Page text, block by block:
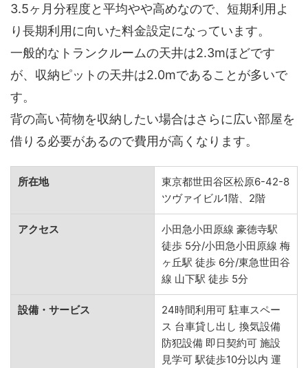
3.5ヶ月分程度と平均やや高めなので、短期利用よ
り長期利用に向いた料金設定になっています。
一般的なトランクルームの天井は2.3mほどです
が、収納ピットの天井は2.0mであることが多いで
す。
背の高い荷物を収納したい場合はさらに広い部屋を
借りる必要があるので費用が高くなります。
所在地
東京都世田谷区松原6-42-8
ツヴァイビル1階、2階
アクセス
小田急小田原線 豪徳寺駅
徒歩 5分/小田急小田原線 梅
ヶ丘駅 徒歩 6分/東急世田谷
線 山下駅 徒歩 5分
設備・サービス
24時間利用可 駐車スペー
ス 台車貸し出し 換気設備
防犯設備 即日契約可 施設
見学可 駅徒歩10分以内 運